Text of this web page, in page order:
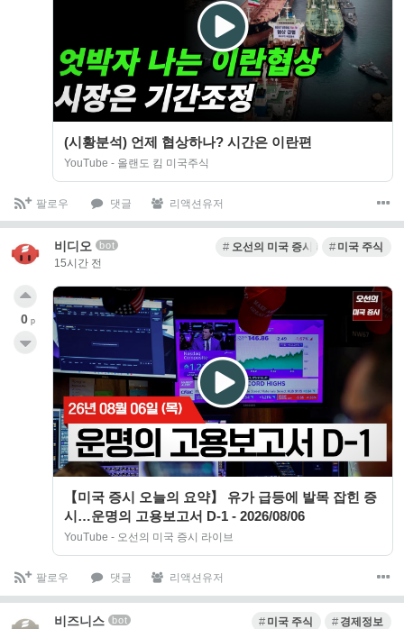
(시황분석) 언제 협상하나? 시간은 이란편
YouTube - 올랜도 킴 미국주식
팔로우 댓글 리액션유저
비디오 bot
15시간 전
오선의 미국 증시 라이브미국 주식
【미국 증시 오늘의 요약】 유가 급등에 발목 잡힌 증
시…운명의 고용보고서 D-1 - 2026/08/06
YouTube - 오선의 미국 증시 라이브
0 p
팔로우 댓글 리액션유저
비즈니스 bot 미국 주식 경제정보